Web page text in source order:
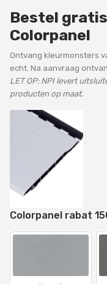
Bestel
Colorpanel
Ontvang kleurmonsters
echt. Na aanvraag
LET OP: NPI levert
producten op maat.
Colorpanel rabat